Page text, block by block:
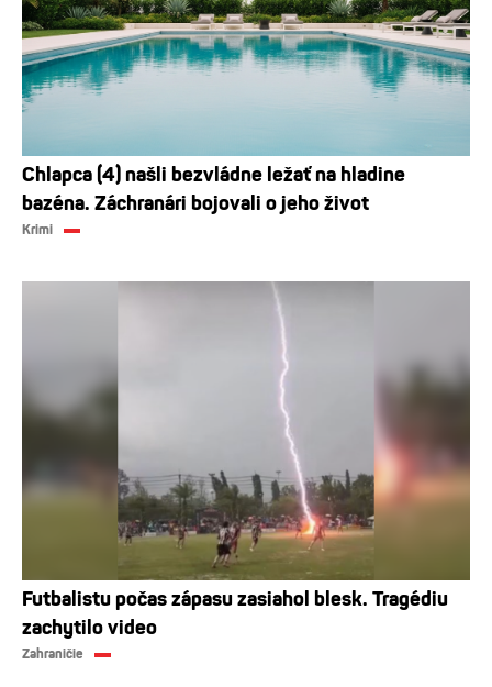
Chlapca (4) našli bezvládne ležať na hladine
bazéna. Záchranári bojovali o jeho život
Krimi
Futbalistu počas zápasu zasiahol blesk. Tragédiu
zachytilo video
Zahraničie